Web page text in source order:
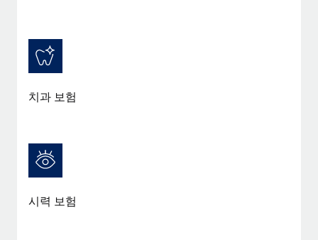
치과 보험
시력 보험